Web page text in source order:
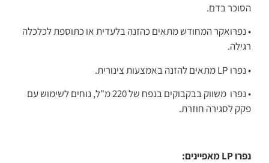
הסוכר בדם.
• נפרואקר המחודש מתאים כהזנה בלעדית או כתוספת לכלכלה
רגילה.
• נפרו LP מתאים להזנה באמצעות צינורית.
• נפרו משווק בבקבוקים בנפח של 220 מ"ל, נוחים לשימוש עם
פקק לסגירה חוזרת.
נפרו LP מאפיינים: